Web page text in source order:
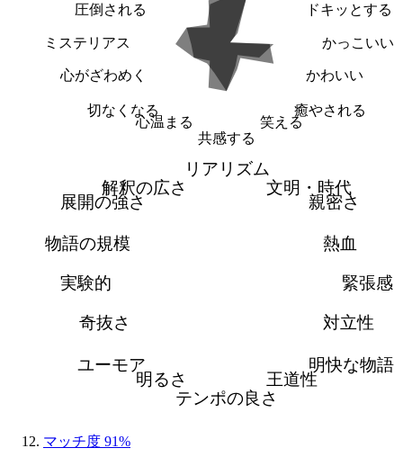
ドキッとする
かっこいい
かわいい
癒やされる
笑える
共感する
心温まる
切なくなる
心がざわめく
ミステリアス
圧倒される
リアリズム
文明・時代
親密さ
熱血
緊張感
対立性
明快な物語
王道性
テンポの良さ
明るさ
ユーモア
奇抜さ
実験的
物語の規模
展開の強さ
解釈の広さ
マッチ度 91%